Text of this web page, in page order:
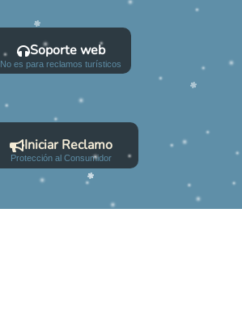
Soporte web
No es para reclamos turísticos
Iniciar Reclamo
Protección al Consumidor